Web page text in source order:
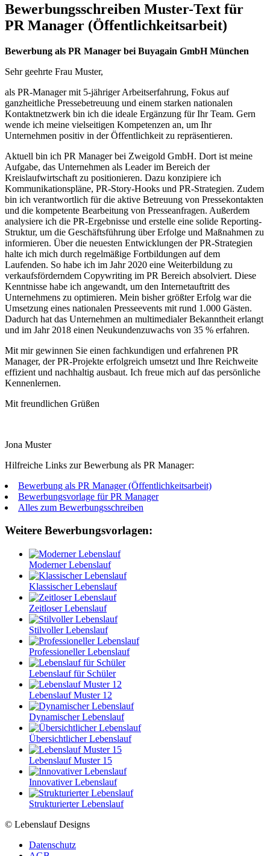
Bewerbungsschreiben Muster-Text für
PR Manager (Öffentlichkeitsarbeit)
Bewerbung als PR Manager bei Buyagain GmbH München
Sehr geehrte Frau Muster,
als PR-Manager mit 5-jähriger Arbeitserfahrung, Fokus auf
ganzheitliche Pressebetreuung und einem starken nationalen
Kontaktnetzwerk bin ich die ideale Ergänzung für Ihr Team. Gern
wende ich meine vielseitigen Kompetenzen an, um Ihr
Unternehmen positiv in der Öffentlichkeit zu repräsentieren.
Aktuell bin ich PR Manager bei Zweigold GmbH. Dort ist meine
Aufgabe, das Unternehmen als Leader im Bereich der
Kreislaufwirtschaft zu positionieren. Dazu konzipiere ich
Kommunikationspläne, PR-Story-Hooks und PR-Strategien. Zudem
bin ich verantwortlich für die aktive Betreuung von Pressekontakten
und die kompetente Bearbeitung von Presseanfragen. Außerdem
analysiere ich die PR-Ergebnisse und erstelle eine solide Reporting-
Struktur, um die Geschäftsführung über Erfolge und Maßnahmen zu
informieren. Über die neuesten Entwicklungen der PR-Strategien
halte ich mich durch regelmäßige Fortbildungen auf dem
Laufenden. So habe ich im Jahr 2020 eine Weiterbildung zu
verkaufsförderndem Copywriting im PR Bereich absolviert. Diese
Kenntnisse habe ich angewandt, um den Internetauftritt des
Unternehmens zu optimieren. Mein bisher größter Erfolg war die
Umsetzung eines nationalen Presseevents mit rund 1.000 Gästen.
Dadurch hat das Unternehmen an multimedialer Bekanntheit erlangt
und im Jahr 2018 einen Neukundenzuwachs von 35 % erfahren.
Mit mir gewinnen Sie einen fachkundigen und erfahrenen PR
Manager, der PR-Projekte erfolgreich umsetzt und Ihre Reichweite
effizient und nachhaltig ausbaut. Ich freue mich auf das persönliche
Kennenlernen.
Mit freundlichen Grüßen
Jona Muster
Hilfreiche Links zur Bewerbung als PR Manager:
Bewerbung als PR Manager (Öffentlichkeitsarbeit)
Bewerbungsvorlage für PR Manager
Alles zum Bewerbungsschreiben
Weitere Bewerbungsvorlagen:
Moderner Lebenslauf
Klassischer Lebenslauf
Zeitloser Lebenslauf
Stilvoller Lebenslauf
Professioneller Lebenslauf
Lebenslauf für Schüler
Lebenslauf Muster 12
Dynamischer Lebenslauf
Übersichtlicher Lebenslauf
Lebenslauf Muster 15
Innovativer Lebenslauf
Strukturierter Lebenslauf
© Lebenslauf Designs
Datenschutz